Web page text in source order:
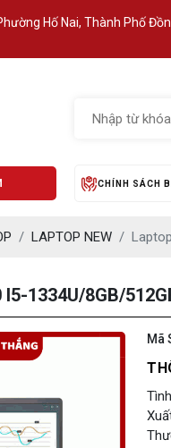
Hố Nai, Thành Phố
CHÍNH SÁCH
LAPTOP NEW
1334U/8GB/
Mã